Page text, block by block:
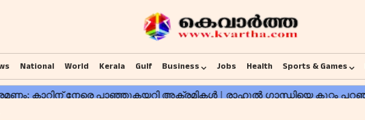
National World Kerala Gulf Business Jobs Health Sports & Games